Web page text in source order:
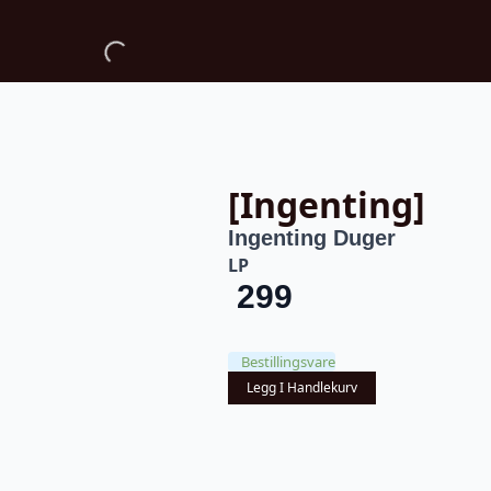
[Ingenting]
Ingenting Duger
LP
299
Bestillingsvare
Legg I Handlekurv